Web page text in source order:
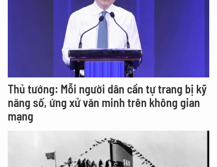
Thủ tướng: Mỗi người dân cần tự trang bị kỹ
năng số, ứng xử văn minh trên không gian
mạng